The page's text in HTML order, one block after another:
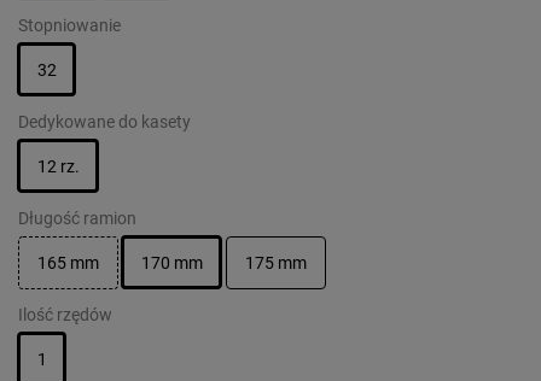
Stopniowanie
32
Dedykowane do kasety
12 rz.
Długość ramion
165 mm 170 mm 175 mm
Ilość rzędów
1